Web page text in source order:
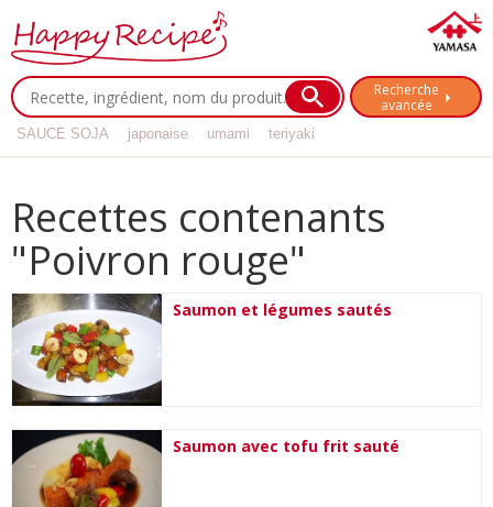
Recherche
avancée
SAUCE SOJA japonaise umami teriyaki
Recettes contenants
"Poivron rouge"
Saumon et légumes sautés
Saumon avec tofu frit sauté